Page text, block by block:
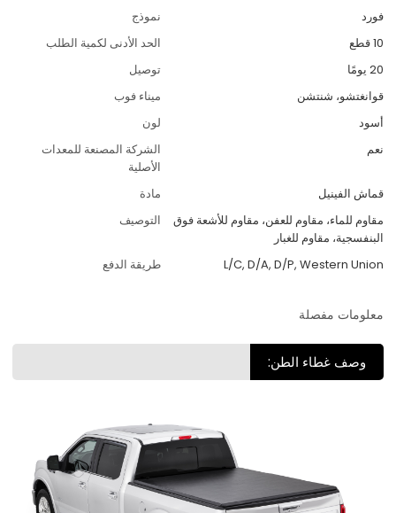
نموذج
فورد
الحد الأدنى لكمية الطلب
10 قطع
توصيل
20 يومًا
ميناء فوب
قوانغتشو، شنتشن
لون
أسود
الشركة المصنعة للمعدات
الأصلية
نعم
مادة
قماش الفينيل
التوصيف
مقاوم للماء، مقاوم للعفن، مقاوم للأشعة فوق
البنفسجية، مقاوم للغبار
طريقة الدفع
L/C, D/A, D/P, Western Union
معلومات مفصلة
وصف غطاء الطن: